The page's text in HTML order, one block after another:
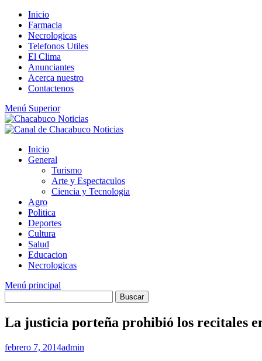
Saltar
contenido
Inicio
Farmacia
Necrologicas
Telefonos Utiles
El Clima
Anunciantes
Acerca nuestro
Contactenos
Menú Superior
Inicio
General
Turismo
Arte y Espectaculos
Ciencia y Tecnologia
Agro
Politica
Deportes
Cultura
Salud
Educacion
Necrologicas
Menú principal
La justicia porteña prohibió los recitales
febrero 7, 2014admin